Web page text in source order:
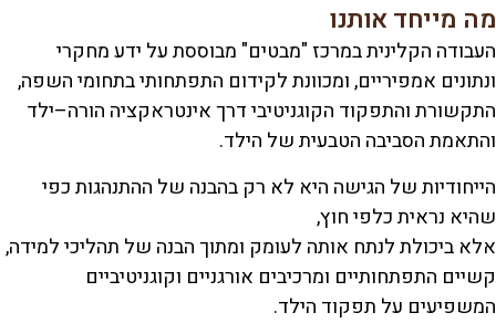
מה מייחד אותנו
העבודה הקלינית במרכז "מבטים" מבוססת על ידע מחקרי
ונתונים אמפיריים, ומכוונת לקידום התפתחותי בתחומי השפה,
התקשורת והתפקוד הקוגניטיבי דרך אינטראקציה הורה–ילד
והתאמת הסביבה הטבעית של הילד.
הייחודיות של הגישה היא לא רק בהבנה של ההתנהגות כפי
שהיא נראית כלפי חוץ,
אלא ביכולת לנתח אותה לעומק ומתוך הבנה של תהליכי למידה,
קשיים התפתחותיים ומרכיבים אורגניים וקוגניטיביים
המשפיעים על תפקוד הילד.